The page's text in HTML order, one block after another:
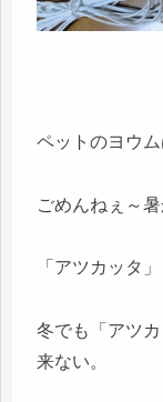
ペットのヨウム
ごめんねぇ～
「アツカッタ
冬でも「アツ
来ない。